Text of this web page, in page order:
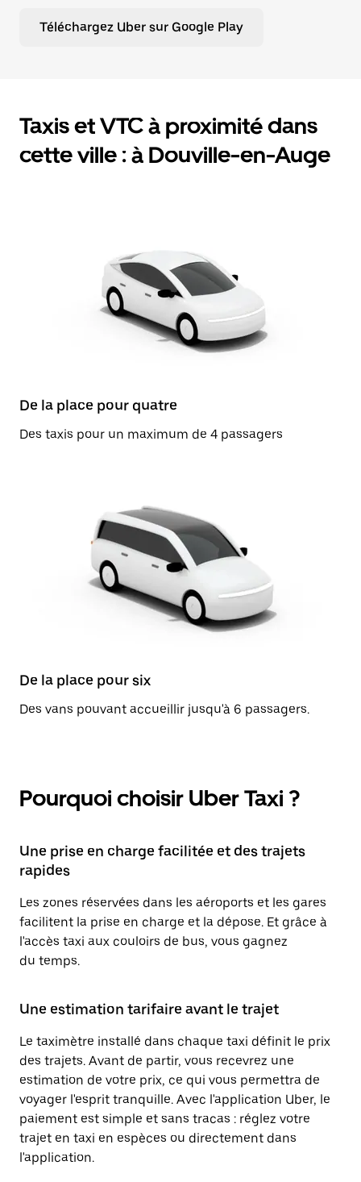
Téléchargez Uber sur Google Play
Taxis et VTC à proximité dans
cette ville : à Douville-en-Auge
De la place pour quatre
Des taxis pour un maximum de 4 passagers
De la place pour six
Des vans pouvant accueillir jusqu'à 6 passagers.
Pourquoi choisir Uber Taxi ?
Une prise en charge facilitée et des trajets
rapides
Les zones réservées dans les aéroports et les gares
facilitent la prise en charge et la dépose. Et grâce à
l'accès taxi aux couloirs de bus, vous gagnez
du temps.
Une estimation tarifaire avant le trajet
Le taximètre installé dans chaque taxi définit le prix
des trajets. Avant de partir, vous recevrez une
estimation de votre prix, ce qui vous permettra de
voyager l'esprit tranquille. Avec l'application Uber, le
paiement est simple et sans tracas : réglez votre
trajet en taxi en espèces ou directement dans
l'application.